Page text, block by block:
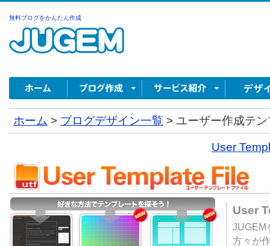
無料ブログをかんたん作成
ホーム > ブログデザイン一覧 > ユーザー作成テ
User
User
JUGEM
方々が